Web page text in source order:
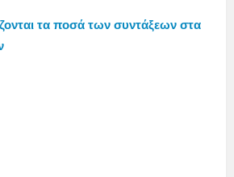
τα ποσά των συντάξεων στα